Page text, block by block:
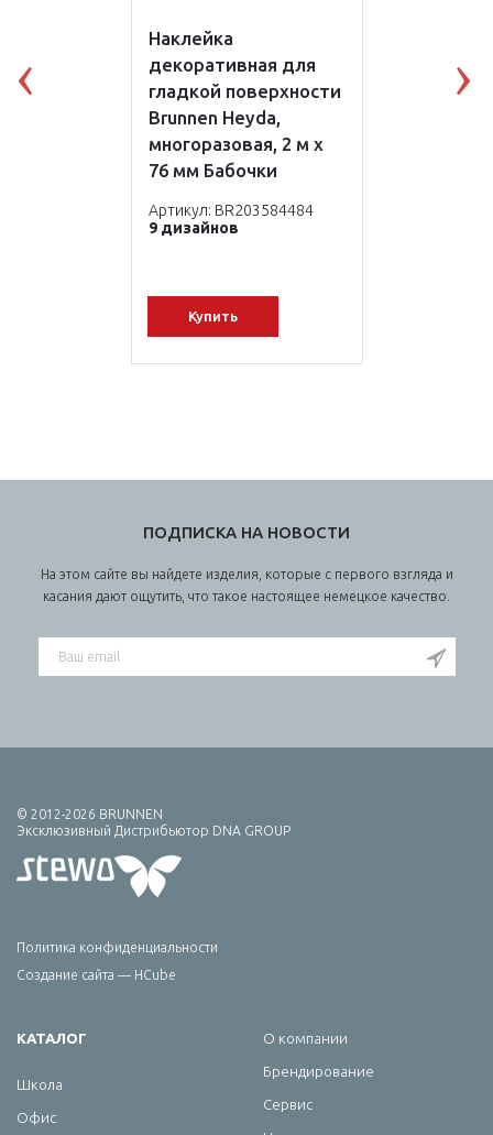
Наклейка
декоративная для
гладкой поверхности
Brunnen Heyda,
многоразовая, 2 м х
76 мм Бабочки
Артикул: BR203584484
9 дизайнов
Купить
ПОДПИСКА НА НОВОСТИ
На этом сайте вы найдете изделия, которые с первого взгляда и
касания дают ощутить, что такое настоящее немецкое качество.
© 2012-2026 BRUNNEN
Эксклюзивный Дистрибьютор DNA GROUP
Политика конфиденциальности
Создание сайта — HCube
КАТАЛОГ
Школа
Офис
О компании
Брендирование
Сервис